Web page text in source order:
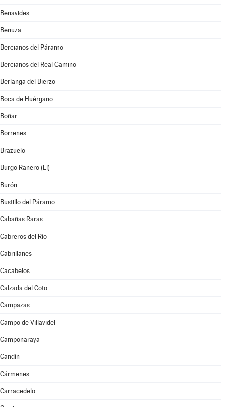
Benavides
Benuza
Bercianos del Páramo
Bercianos del Real Camino
Berlanga del Bierzo
Boca de Huérgano
Boñar
Borrenes
Brazuelo
Burgo Ranero (El)
Burón
Bustillo del Páramo
Cabañas Raras
Cabreros del Río
Cabrillanes
Cacabelos
Calzada del Coto
Campazas
Campo de Villavidel
Camponaraya
Candín
Cármenes
Carracedelo